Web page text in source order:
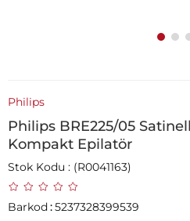
Philips
Philips BRE225/05
Kompakt Epilatör
Stok Kodu (R0041163)
Barkod:5237328399539